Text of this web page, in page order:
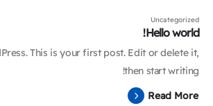
Uncategorized
Hello world!
This is your first post. Edit or delete it,
then start writing!
Read More